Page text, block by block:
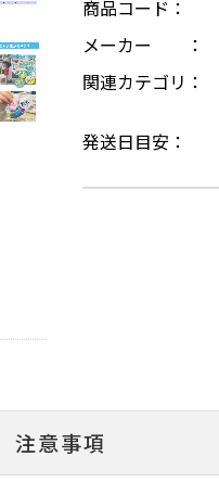
商品コード：
メーカー ：
関連カテゴリ：
発送日目安：
注意事項